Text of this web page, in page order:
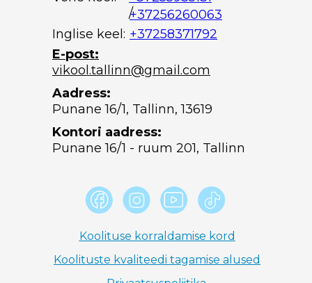
Inglise keel: +37258371792
/+37256260063
Kontori aadress:
Punane 16/1 - ruum 201, Tallinn
Aadress:
Punane 16/1, Tallinn, 13619
E-post:
vikool.tallinn@gmail.com
Koolituse korraldamise kord
Koolituste kvaliteedi tagamise alused